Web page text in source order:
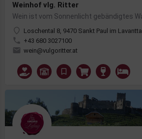
Weinhof vlg. Ritter
Wein ist vom Sonnenlicht gebändigtes
Loschental 8, 9470 Sankt Paul im Lavanttal
+43 680 3027100
wein@vulgoritter.at